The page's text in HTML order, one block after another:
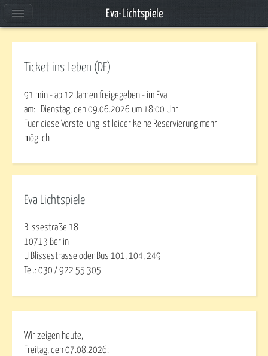
Eva Lichtspiele
Blissestraße 18
10713 Berlin
U Blissestrasse oder Bus 101, 104, 249
Tel.: 030 / 922 55 305
Wir zeigen heute,
Freitag, den 07.08.2026:
Ticket ins Leben (DF)
91 min - ab 12 Jahren freigegeben - im Eva
am:
Dienstag, den 09.06.2026 um 18:00 Uhr
Fuer diese Vorstellung ist leider keine Reservierung mehr
möglich
Eva-Lichtspiele